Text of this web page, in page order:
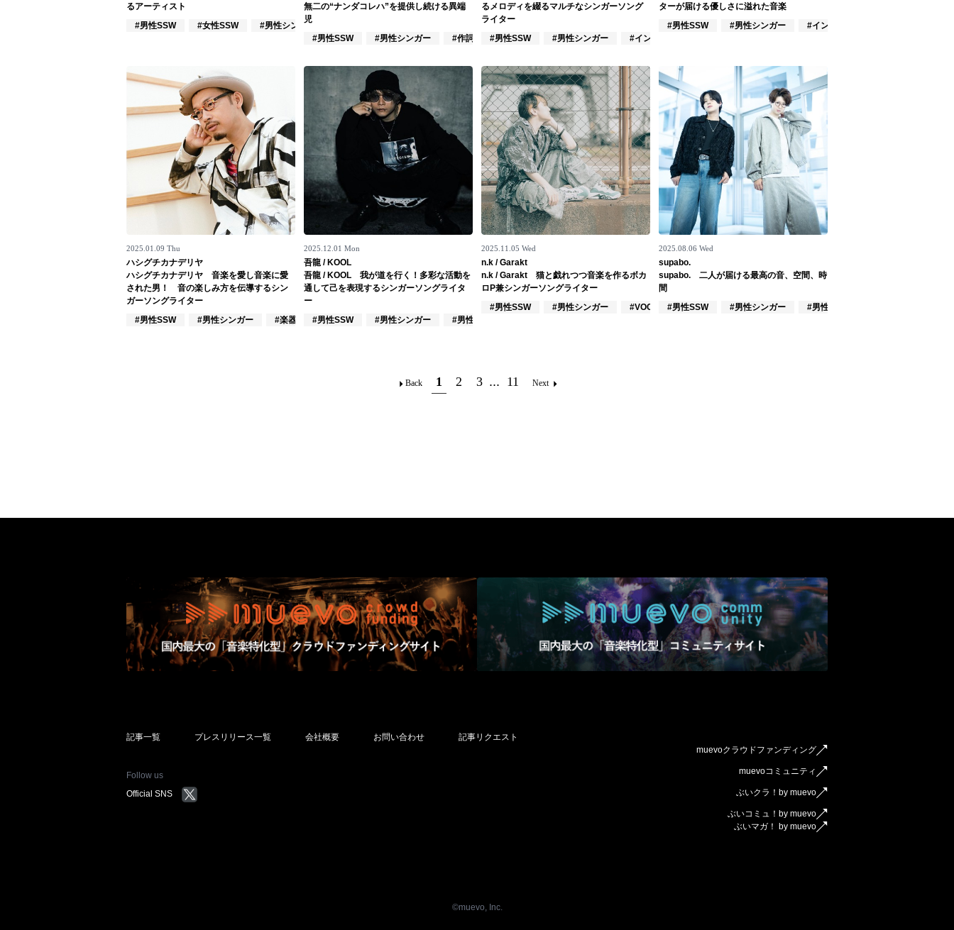
るアーティスト
#男性SSW
#女性SSW #男性シンガー
無二の“ナンダコレハ”を提供し続ける異端
児
#男性SSW
#男性シンガー #作詞/作曲家
るメロディを綴るマルチなシンガーソング
ライター
#男性SSW
#男性シンガー #インディーズ
ターが届ける優しさに溢れた音楽
#男性SSW
#男性シンガー #インディーズ
2025.01.09 Thu
ハシグチカナデリヤ
ハシグチカナデリヤ 音楽を愛し音楽に愛
された男！ 音の楽しみ方を伝導するシン
ガーソングライター
#男性SSW
#男性シンガー #楽器奏者
2025.12.01 Mon
吾龍 / KOOL
吾龍 / KOOL 我が道を行く！多彩な活動を
通して己を表現するシンガーソングライタ
ー
#男性SSW
#男性シンガー #男性バンド
2025.11.05 Wed
n.k / Garakt
n.k / Garakt 猫と戯れつつ音楽を作るボカ
ロP兼シンガーソングライター
#男性SSW
#男性シンガー #VOCALOID
2025.08.06 Wed
supabo.
supabo. 二人が届ける最高の音、空間、時
間
#男性SSW
#男性シンガー #男性シンガーグループ
Back 1 2 3 ... 11 Next
記事一覧 プレスリリース一覧 会社概要 お問い合わせ
記事リクエスト
muevoクラウドファンディング
muevoコミュニティ
ぶいクラ！by muevo
ぶいコミュ！by muevo
ぶいマガ！ by muevo
Follow us
Official SNS
©︎muevo, Inc.